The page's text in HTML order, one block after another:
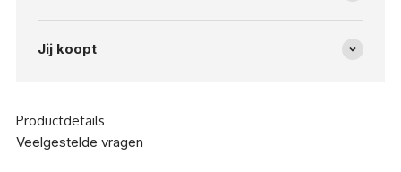
Jij koopt
Productdetails
Veelgestelde vragen